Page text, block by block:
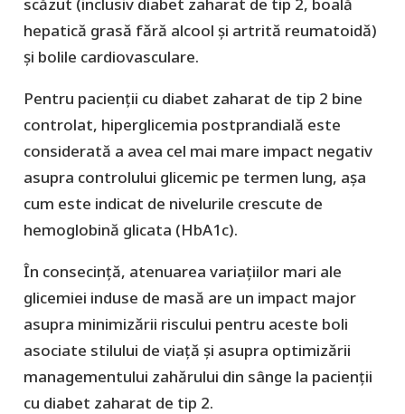
hepatică grasă fără alcool și artrită reumatoidă)
și bolile cardiovasculare.
Pentru pacienții cu diabet zaharat de tip 2 bine
controlat, hiperglicemia postprandială este
considerată a avea cel mai mare impact negativ
asupra controlului glicemic pe termen lung, așa
cum este indicat de nivelurile crescute de
hemoglobină glicata (HbA1c).
În consecință, atenuarea variațiilor mari ale
glicemiei induse de masă are un impact major
asupra minimizării riscului pentru aceste boli
asociate stilului de viață și asupra optimizării
managementului zahărului din sânge la pacienții
cu diabet zaharat de tip 2.